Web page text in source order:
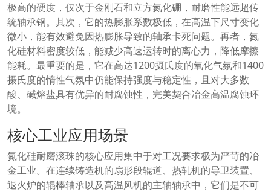
极高的硬度，仅次于金刚石和立方氮化硼，耐磨性能远超传
统轴承钢。其次，它的热膨胀系数极低，在高温下尺寸变化
微小，能有效避免因热膨胀导致的轴承卡死问题。再者，氮
化硅材料密度较低，能减少高速运转时的离心力，降低摩擦
能耗。最重要的是，它在高达1200摄氏度的氧化气氛和1400
摄氏度的惰性气氛中仍能保持强度与稳定性，且对大多数
酸、碱熔盐具有优异的耐腐蚀性，完美契合冶金高温腐蚀环
境。
核心工业应用场景
氮化硅耐磨滚珠的核心应用集中于对工况要求极为严苛的冶
金工业。在连续铸造机的扇形段辊道、热轧机的导卫装置、
退火炉的辊棒轴承以及高温风机的主轴轴承中，它们是不可